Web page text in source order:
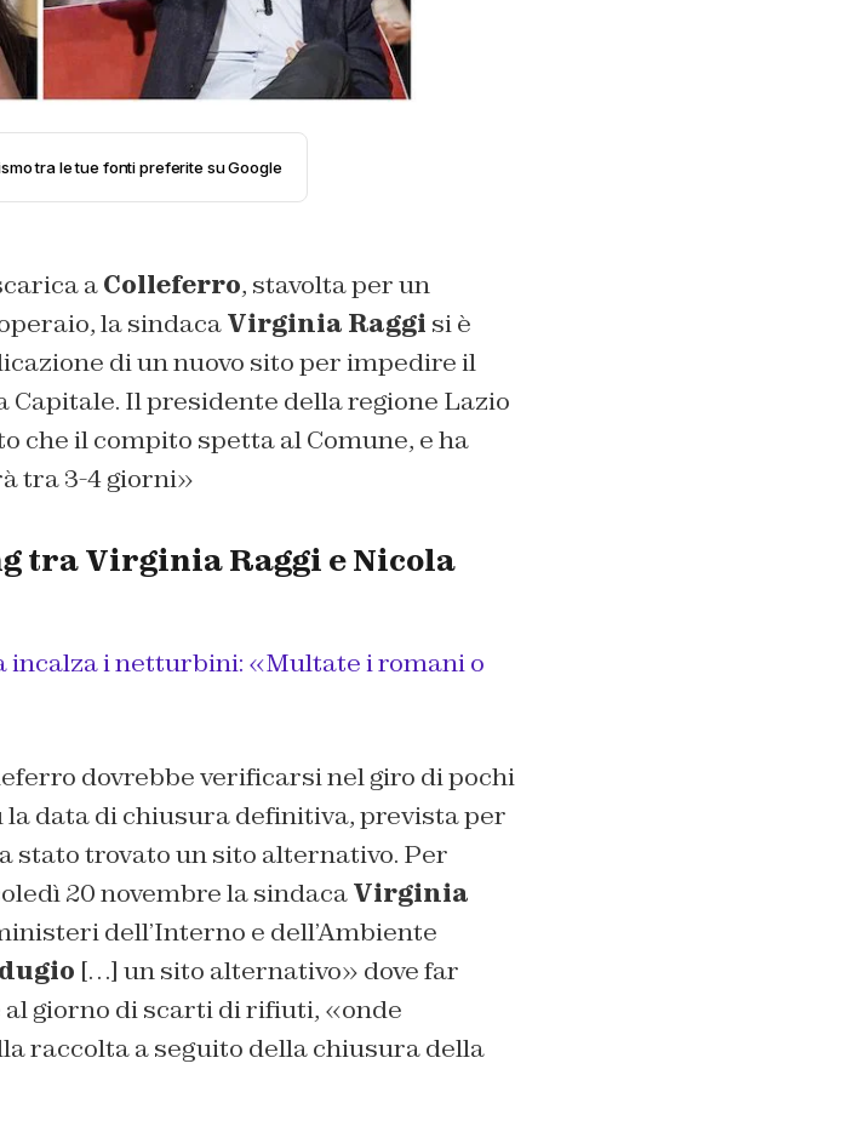
tra le tue fonti preferite su Google
aColleferro, stavolta per un
la sindacaVirginia Raggi si è
di un nuovo sito per impedire il
Capitale. Il presidente della regione Lazio
che il compito spetta al Comune, e ha
tra 3-4 giorni»
tra Virginia Raggi e Nicola
incalza i netturbini: «Multate i romani o
dovrebbe verificarsi nel giro di pochi
data di chiusura definitiva, prevista per
stato trovato un sito alternativo. Per
20 novembre la sindacaVirginia
dell’Interno e dell’Ambiente
[…] un sito alternativo» dove far
al giorno di scarti di rifiuti, «onde
raccolta a seguito della chiusura della